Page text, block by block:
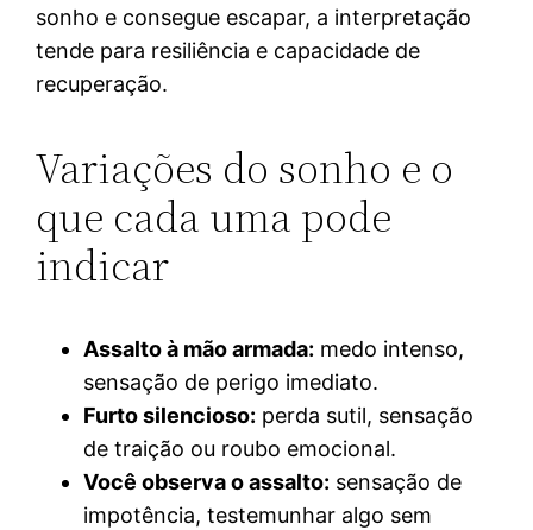
sonho e consegue escapar, a interpretação
tende para resiliência e capacidade de
recuperação.
Variações do sonho e o
que cada uma pode
indicar
Assalto à mão armada: medo intenso,
sensação de perigo imediato.
Furto silencioso: perda sutil, sensação
de traição ou roubo emocional.
Você observa o assalto: sensação de
impotência, testemunhar algo sem